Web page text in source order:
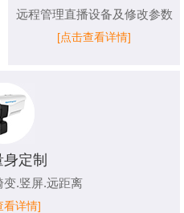
远程管理直播设备及修改参数
[点击查看详情]
定制
变.竖屏.远距离
看详情]